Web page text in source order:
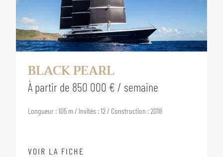
BLACK PEARL
À partir de 850 000 € / semaine
Longueur : 105 m / Invités : 12 / Construction : 2018
VOIR LA FICHE